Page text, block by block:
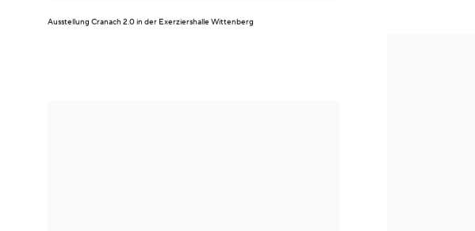
Ausstellung Cranach 2.0in der Exerziershalle Wittenberg